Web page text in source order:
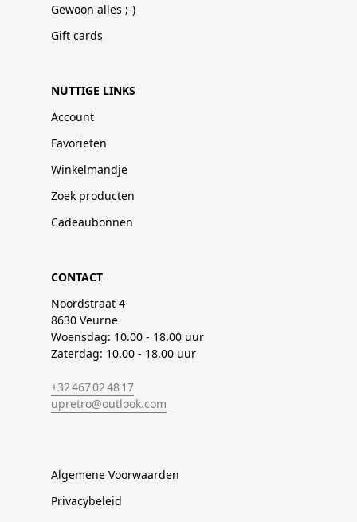
Gewoon alles ;-)
Gift cards
NUTTIGE LINKS
Account
Favorieten
Winkelmandje
Zoek producten
Cadeaubonnen
CONTACT
Noordstraat 4
8630 Veurne
Woensdag: 10.00 - 18.00 uur
Zaterdag: 10.00 - 18.00 uur
+32 467 02 48 17
upretro@outlook.com
Algemene Voorwaarden
Privacybeleid